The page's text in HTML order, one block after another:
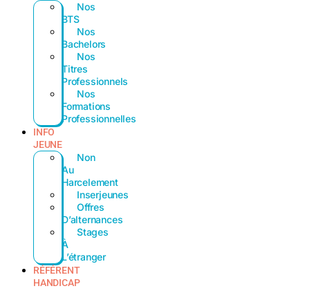
Nos
BTS
Nos
Bachelors
Nos
Titres
Professionnels
Nos
Formations
Professionnelles
INFO
JEUNE
Non
Au
Harcelement
Inserjeunes
Offres
D’alternances
Stages
À
L’étranger
RÉFÉRENT
HANDICAP